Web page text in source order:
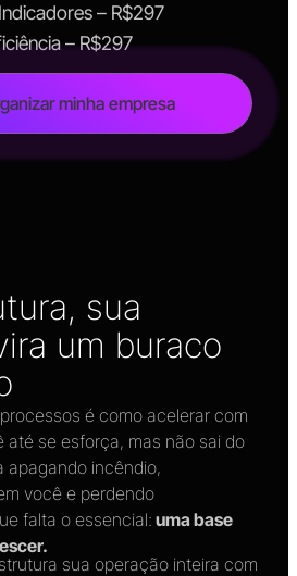
– R$297
– R$297
minha empresa
sua
um buraco
é como acelerar com
até se esforça, mas não sai do
apagando incêndio,
você e perdendo
falta o essencial: uma base
sua operação inteira com